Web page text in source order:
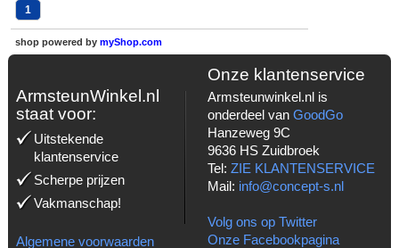
1
shop powered bymyShop.com
ArmsteunWinkel.nl
staat voor:
Uitstekende
klantenservice
Scherpe prijzen
Vakmanschap!
Algemene voorwaarden
Onze klantenservice
Armsteunwinkel.nl is
onderdeel van GoodGo
Hanzeweg 9C
9636 HS Zuidbroek
Tel: ZIE KLANTENSERVICE
Mail: info@concept-s.nl
Volg ons op Twitter
Onze Facebookpagina